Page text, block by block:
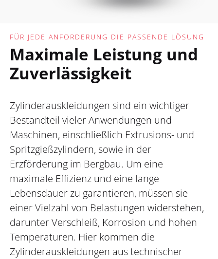
FÜR JEDE ANFORDERUNG DIE PASSENDE LÖSUNG
Maximale Leistung und
Zuverlässigkeit
Zylinderauskleidungen sind ein wichtiger
Bestandteil vieler Anwendungen und
Maschinen, einschließlich Extrusions- und
Spritzgießzylindern, sowie in der
Erzförderung im Bergbau. Um eine
maximale Effizienz und eine lange
Lebensdauer zu garantieren, müssen sie
einer Vielzahl von Belastungen widerstehen,
darunter Verschleiß, Korrosion und hohen
Temperaturen. Hier kommen die
Zylinderauskleidungen aus technischer